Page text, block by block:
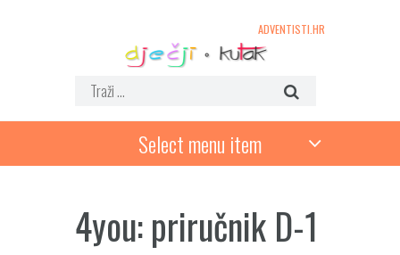
ADVENTISTI.HR
Select menu item
4you: priručnik D-1